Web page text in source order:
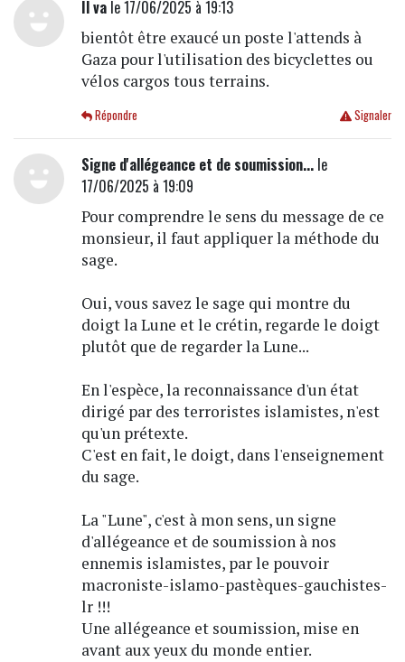
Il vale 17/06/2025 à 19:13
bientôt être exaucé un poste l'attends à
Gaza pour l'utilisation des bicyclettes ou
vélos cargos tous terrains.
Signaler
Répondre
Signe d'allégeance et de soumission...le
17/06/2025 à 19:09
Pour comprendre le sens du message de ce
monsieur, il faut appliquer la méthode du
sage.
Oui, vous savez le sage qui montre du
doigt la Lune et le crétin, regarde le doigt
plutôt que de regarder la Lune...
En l'espèce, la reconnaissance d'un état
dirigé par des terroristes islamistes, n'est
qu'un prétexte.
C'est en fait, le doigt, dans l'enseignement
du sage.
La "Lune", c'est à mon sens, un signe
d'allégeance et de soumission à nos
ennemis islamistes, par le pouvoir
macroniste-islamo-pastèques-gauchistes-
lr !!!
Une allégeance et soumission, mise en
avant aux yeux du monde entier.